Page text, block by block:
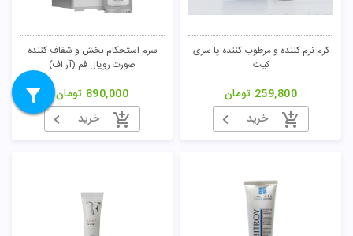
کرم نرم کننده و مرطوب کننده پا سری
کیت
259,800 تومان
خرید
سرم استحکام بخش و شفاف کننده
صورت رویال فم (آر اف)
890,000 تومان
خرید